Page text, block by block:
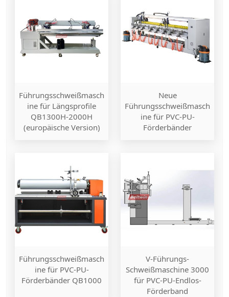
Führungsschweißmasch
ine für Längsprofile
QB1300H-2000H
(europäische Version)
Neue
Führungsschweißmasch
ine für PVC-PU-
Förderbänder
Führungsschweißmasch
ine für PVC-PU-
Förderbänder QB1000
V-Führungs-
Schweißmaschine 3000
für PVC-PU-Endlos-
Förderband